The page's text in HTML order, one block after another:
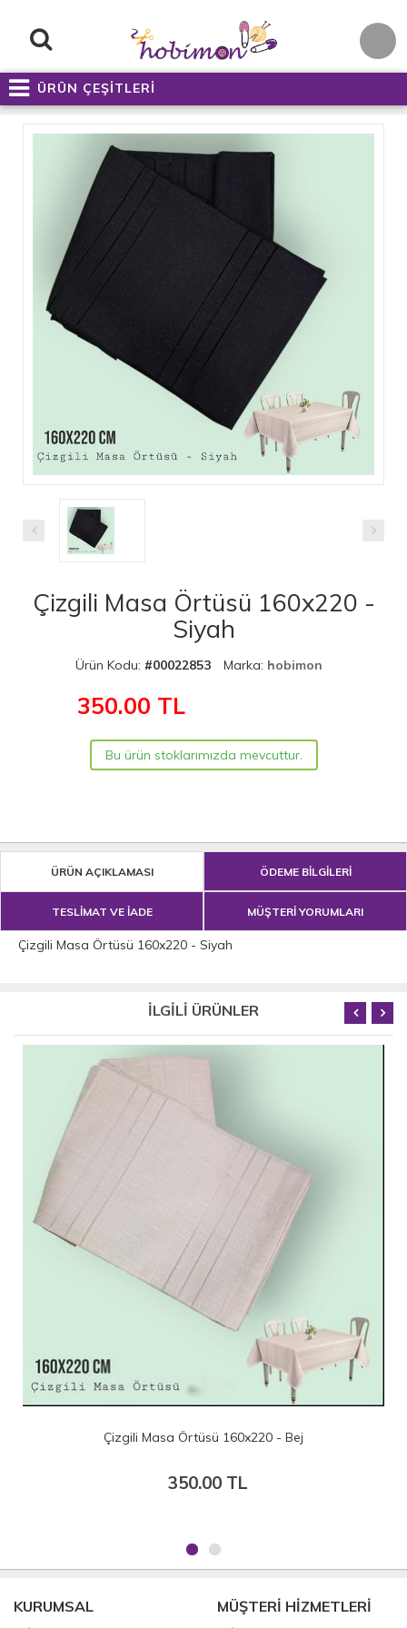
ÜRÜN ÇEŞİTLERİ
Çizgili Masa Örtüsü 160x220 -
Siyah
Ürün Kodu: #00022853 Marka: hobimon
350.00 TL
Bu ürün stoklarımızda mevcuttur.
ÜRÜN AÇIKLAMASI ÖDEME BİLGİLERİ
TESLİMAT VE İADE MÜŞTERİ YORUMLARI
Çizgili Masa Örtüsü 160x220 - Siyah
İLGİLİ ÜRÜNLER
Çizgili Masa Örtüsü
KURUMSAL MÜŞTERİ HİZMETLERİ